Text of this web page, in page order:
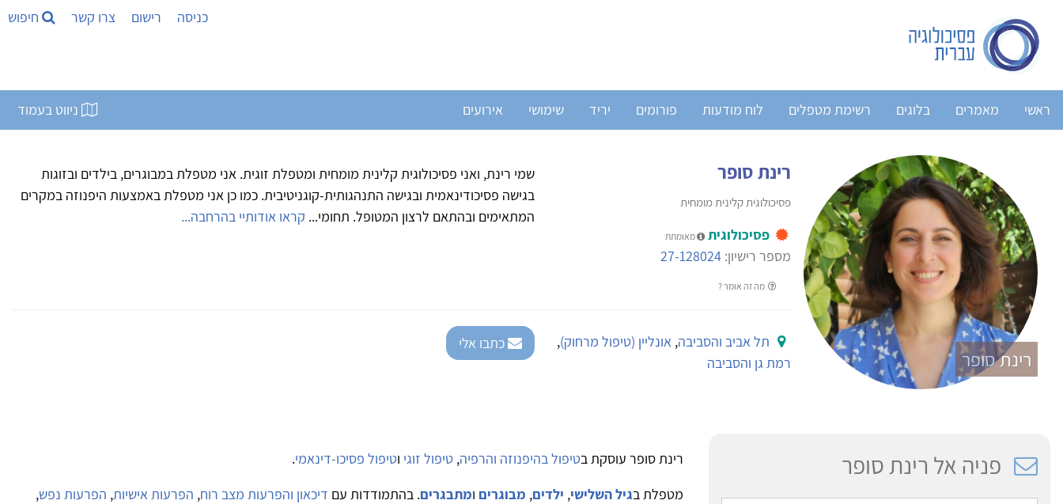
כניסה רישום צרו קשר חיפוש
ראשי מאמרים בלוגים רשימת מטפלים לוח מודעות פורומים יריד שימושי אירועים ניווט בעמוד
רינת סופר
רינת סופר
פסיכולוגית קלינית מומחית
פסיכולוגית מאומתת
מספר רישיון: 27-128024
מה זה אומר ?
שמי רינת, ואני פסיכולוגית קלינית מומחית ומטפלת זוגית. אני מטפלת במבוגרים, בילדים ובזוגות
בגישה פסיכודינאמית ובגישה התנהגותית-קוגניטיבית. כמו כן אני מטפלת באמצעות היפנוזה במקרים
המתאימים ובהתאם לרצון המטופל. תחומי... קראו אודותיי בהרחבה...
תל אביב והסביבה,אונליין (טיפול מרחוק),
רמת גן והסביבה
כתבו אלי
פניה אל רינת סופר רינת סופר עוסקת בטיפול בהיפנוזה והרפיה, טיפול זוגי וטיפול פסיכו-דינאמי.
מטפלת בגיל השלישי, ילדים, מבוגרים ומתבגרים. בהתמודדות עם דיכאון והפרעות מצב רוח, הפרעות אישיות, הפרעות נפש,